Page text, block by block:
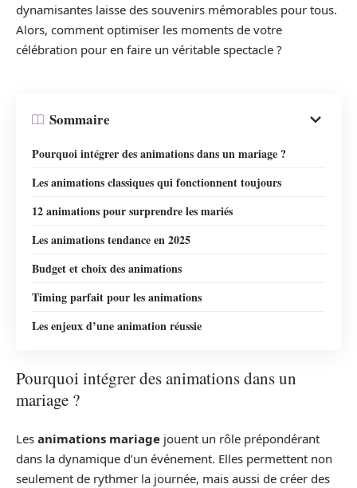
dynamisantes laisse des souvenirs mémorables pour tous.
Alors, comment optimiser les moments de votre
célébration pour en faire un véritable spectacle ?
Sommaire
Pourquoi intégrer des animations dans un mariage ?
Les animations classiques qui fonctionnent toujours
12 animations pour surprendre les mariés
Les animations tendance en 2025
Budget et choix des animations
Timing parfait pour les animations
Les enjeux d’une animation réussie
Pourquoi intégrer des animations dans un
mariage ?
Les animations mariage jouent un rôle prépondérant
dans la dynamique d’un événement. Elles permettent non
seulement de rythmer la journée, mais aussi de créer des